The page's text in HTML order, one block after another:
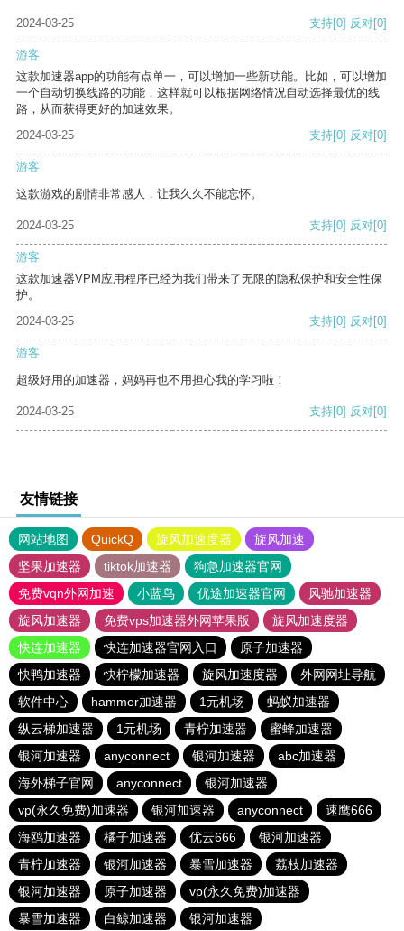
2024-03-25 支持[0] 反对[0]
游客
这款加速器app的功能有点单一，可以增加一些新功能。比如，可以增加
一个自动切换线路的功能，这样就可以根据网络情况自动选择最优的线
路，从而获得更好的加速效果。
2024-03-25
支持[0] 反对[0]
游客
这款游戏的剧情非常感人，让我久久不能忘怀。
2024-03-25 支持[0] 反对[0]
游客
这款加速器VPM应用程序已经为我们带来了无限的隐私保护和安全性保
护。
2024-03-25
支持[0] 反对[0]
游客
超级好用的加速器，妈妈再也不用担心我的学习啦！
2024-03-25 支持[0] 反对[0]
友情链接
网站地图 QuickQ 旋风加速度器
旋风加速
坚果加速器
tiktok加速器
狗急加速器官网
免费vqn外网加速
小蓝鸟 优途加速器官网
风驰加速器
旋风加速器
免费vps加速器外网苹果版
旋风加速度器
快连加速器
快连加速器官网入口
原子加速器
快鸭加速器
快柠檬加速器 旋风加速度器
外网网址导航
软件中心
hammer加速器 1元机场
蚂蚁加速器
纵云梯加速器
1元机场 青柠加速器
蜜蜂加速器
银河加速器
anyconnect 银河加速器
abc加速器
海外梯子官网
anyconnect
银河加速器
vp(永久免费)加速器
银河加速器 anyconnect
速鹰666
海鸥加速器
橘子加速器 优云666
银河加速器
青柠加速器
银河加速器 暴雪加速器
荔枝加速器
银河加速器
原子加速器
vp(永久免费)加速器
暴雪加速器
白鲸加速器 银河加速器